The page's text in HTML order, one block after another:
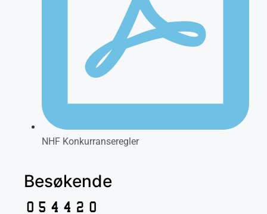
NHF Konkurranseregler
Besøkende